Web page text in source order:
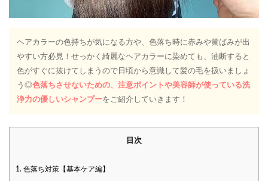
ヘアカラーの色持ちが気になる方や、色落ち時に赤みや黄ばみが出
やすい方必見！せっかく綺麗なヘアカラーに染めても、油断すると
色がすぐに抜けてしまうので日頃から意識して髪の毛を扱いましょ
う◎色落ちさせないための、注意ポイントや美容師が使っている洗
浄力の優しいシャンプーをご紹介していきます！
目次
1. 色落ち対策【基本ケア編】